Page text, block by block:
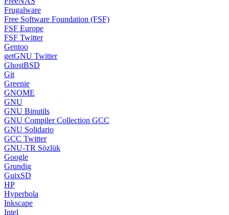
Frugalware
Free Software Foundation (FSF)
FSF Europe
FSF Twitter
Gentoo
getGNU Twitter
GhostBSD
Git
Greenie
GNOME
GNU
GNU Binutils
GNU Compiler Collection GCC
GNU Solidario
GCC Twitter
GNU-TR Sözlük
Google
Grundig
GuixSD
HP
Hyperbola
Inkscape
Intel